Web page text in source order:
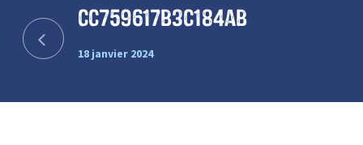
cc759617b3c184ab
18 janvier 2024